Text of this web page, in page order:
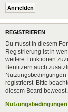
REGISTRIEREN
Du musst in diesem
Registrierung ist in
weitere Funktionen
Benutzern auch
registrierst. Bitte
diesem Board bewegst.
Nutzungsbedingungen